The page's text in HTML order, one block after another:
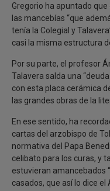
Gregorio ha apuntado
las mancebías “que
tenía la Colegial y
casi la misma estructura
Por su parte, el profesor
Talavera salda una
con esta placa cerámica
las grandes obras de la
En ese sentido, ha
cartas del arzobispo de
normativa del Papa
celibato para los curas, y
estuvieran amancebados
casados, que así lo dice el